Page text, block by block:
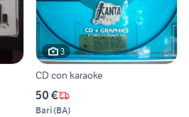
3
CD con karaoke
50 €
Bari(BA)